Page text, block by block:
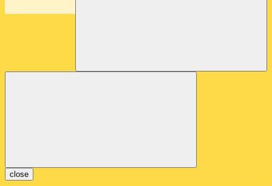
close